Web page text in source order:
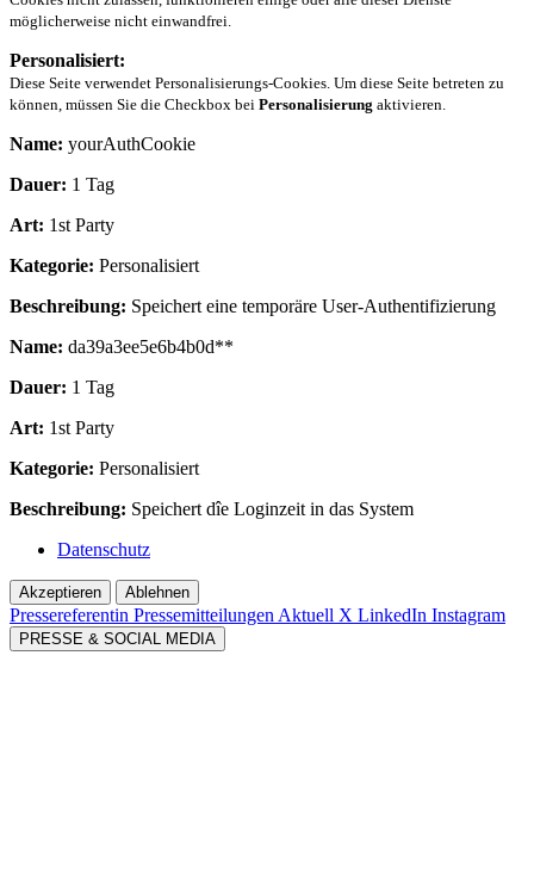
möglicherweise nicht einwandfrei.
Personalisiert:
Diese Seite verwendet Personalisierungs-Cookies. Um diese Seite betreten zu
können, müssen Sie die Checkbox bei Personalisierung aktivieren.
Name: yourAuthCookie
Dauer: 1 Tag
Art: 1st Party
Kategorie: Personalisiert
Beschreibung: Speichert eine temporäre User-Authentifizierung
Name: da39a3ee5e6b4b0d**
Dauer: 1 Tag
Art: 1st Party
Kategorie: Personalisiert
Beschreibung: Speichert dîe Loginzeit in das System
Datenschutz
Akzeptieren Ablehnen
Pressereferentin Pressemitteilungen Aktuell X LinkedIn Instagram
PRESSE & SOCIAL MEDIA